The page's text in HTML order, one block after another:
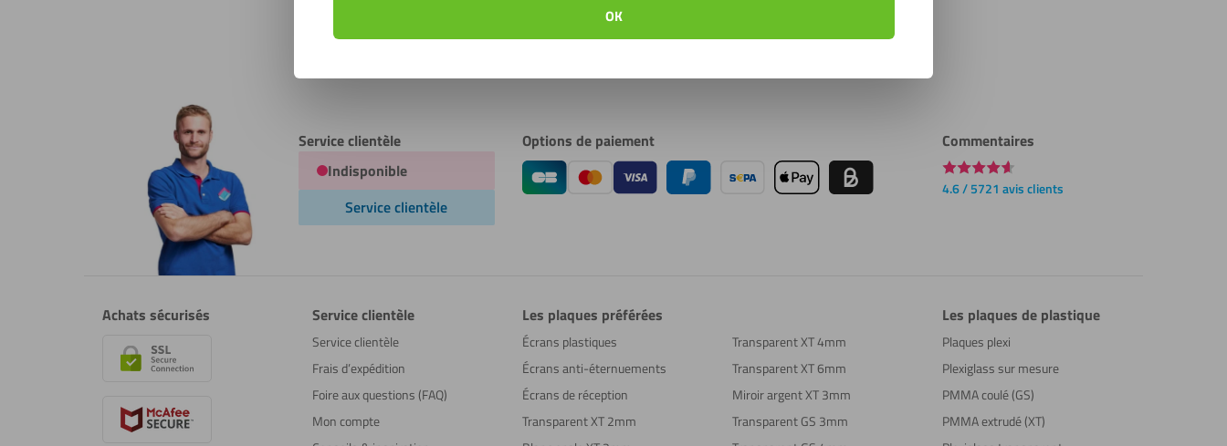
OK
Service clientèle
Indisponible
Service clientèle
Options de paiement Commentaires
4.6 / 5721 avis clients
Achats sécurisés Service clientèle
Service clientèle
Frais d’expédition
Foire aux questions (FAQ)
Mon compte
Les plaques préférées
Écrans plastiques
Écrans anti-éternuements
Écrans de réception
Transparent XT 2mm
Transparent XT 4mm
Transparent XT 6mm
Miroir argent XT 3mm
Transparent GS 3mm
Les plaques de plastique
Plaques plexi
Plexiglass sur mesure
PMMA coulé (GS)
PMMA extrudé (XT)